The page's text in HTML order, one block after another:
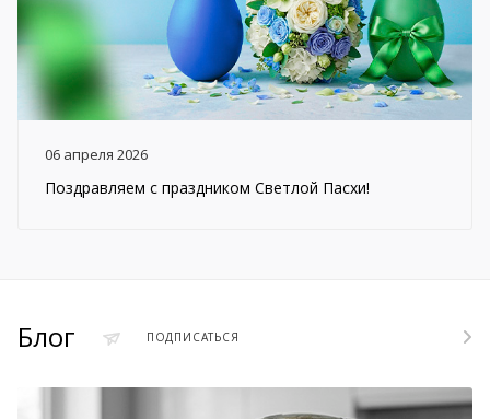
06 апреля 2026
Поздравляем с праздником Светлой Пасхи!
Блог ПОДПИСАТЬСЯ